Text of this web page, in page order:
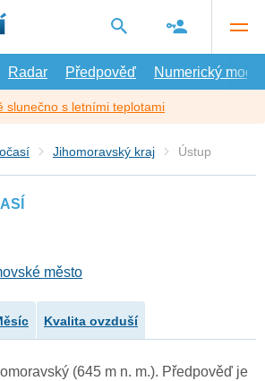
Radar Předpověď Numerický model
slunečno s letními teplotami
Jihomoravský kraj Ústup
město
Kvalita ovzduší
(645 m n. m.). Předpověď je